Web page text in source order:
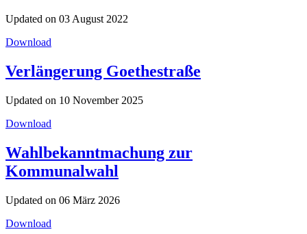
Updated on 03 August 2022
Download
Verlängerung Goethestraße
Updated on 10 November 2025
Download
Wahlbekanntmachung zur
Kommunalwahl
Updated on 06 März 2026
Download